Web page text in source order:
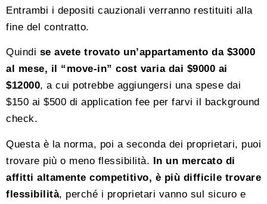
Entrambi i depositi cauzionali verranno restituiti alla
fine del contratto.
Quindi se avete trovato un’appartamento da $3000
al mese, il “move-in” cost varia dai $9000 ai
$12000, a cui potrebbe aggiungersi una spese dai
$150 ai $500 di application fee per farvi il background
check.
Questa è la norma, poi a seconda dei proprietari, puoi
trovare più o meno flessibilità. In un mercato di
affitti altamente competitivo, è più difficile trovare
flessibilità, perché i proprietari vanno sul sicuro e